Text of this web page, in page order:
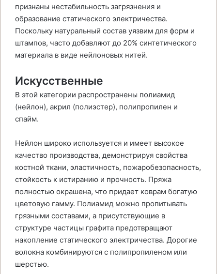
признаны нестабильность загрязнения и
образование статического электричества.
Поскольку натуральный состав уязвим для форм и
штампов, часто добавляют до 20% синтетического
материала в виде нейлоновых нитей.
Искусственные
В этой категории распространены полиамид
(нейлон), акрил (полиэстер), полипропилен и
спайм.
Нейлон широко используется и имеет высокое
качество производства, демонстрируя свойства
костной ткани, эластичность, пожаробезопасность,
стойкость к истиранию и прочность. Пряжа
полностью окрашена, что придает коврам богатую
цветовую гамму. Полиамид можно пропитывать
грязными составами, а присутствующие в
структуре частицы графита предотвращают
накопление статического электричества. Дорогие
волокна комбинируются с полипропиленом или
шерстью.